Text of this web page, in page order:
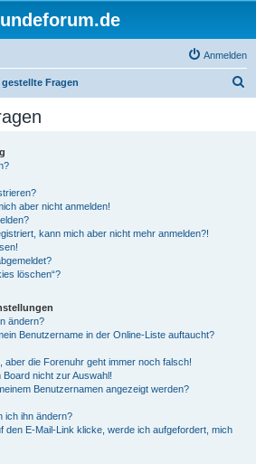
Anmelden
Fragen
aber nicht anmelden!
kann mich aber nicht mehr anmelden?!
löschen“?
ändern?
Benutzername in der Online-Liste auftaucht?
aber die Forenuhr geht immer noch falsch!
nicht zur Auswahl!
Benutzernamen angezeigt werden?
ich ihn ändern?
den E-Mail-Link klicke, werde ich aufgefordert, mich